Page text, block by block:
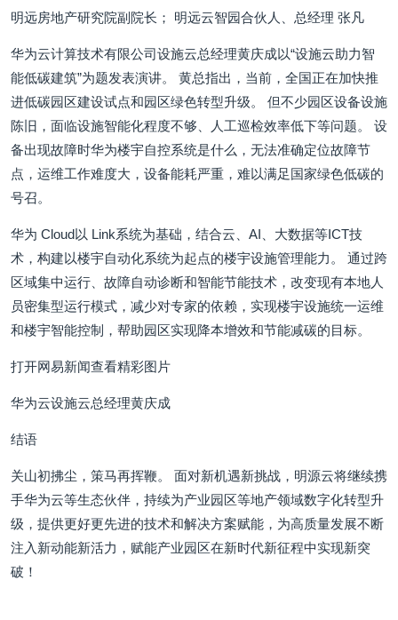
明远房地产研究院副院长； 明远云智园合伙人、总经理 张凡
华为云计算技术有限公司设施云总经理黄庆成以“设施云助力智
能低碳建筑”为题发表演讲。 黄总指出，当前，全国正在加快推
进低碳园区建设试点和园区绿色转型升级。 但不少园区设备设施
陈旧，面临设施智能化程度不够、人工巡检效率低下等问题。 设
备出现故障时华为楼宇自控系统是什么，无法准确定位故障节
点，运维工作难度大，设备能耗严重，难以满足国家绿色低碳的
号召。
华为 Cloud以 Link系统为基础，结合云、AI、大数据等ICT技
术，构建以楼宇自动化系统为起点的楼宇设施管理能力。 通过跨
区域集中运行、故障自动诊断和智能节能技术，改变现有本地人
员密集型运行模式，减少对专家的依赖，实现楼宇设施统一运维
和楼宇智能控制，帮助园区实现降本增效和节能减碳的目标。
打开网易新闻查看精彩图片
华为云设施云总经理黄庆成
结语
关山初拂尘，策马再挥鞭。 面对新机遇新挑战，明源云将继续携
手华为云等生态伙伴，持续为产业园区等地产领域数字化转型升
级，提供更好更先进的技术和解决方案赋能，为高质量发展不断
注入新动能新活力，赋能产业园区在新时代新征程中实现新突
破！